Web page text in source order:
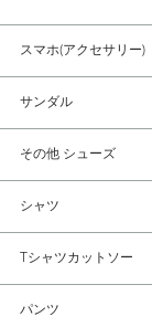
スマホ(アクセサリー)
サンダル
その他 シューズ
シャツ
Tシャツカットソー
パンツ